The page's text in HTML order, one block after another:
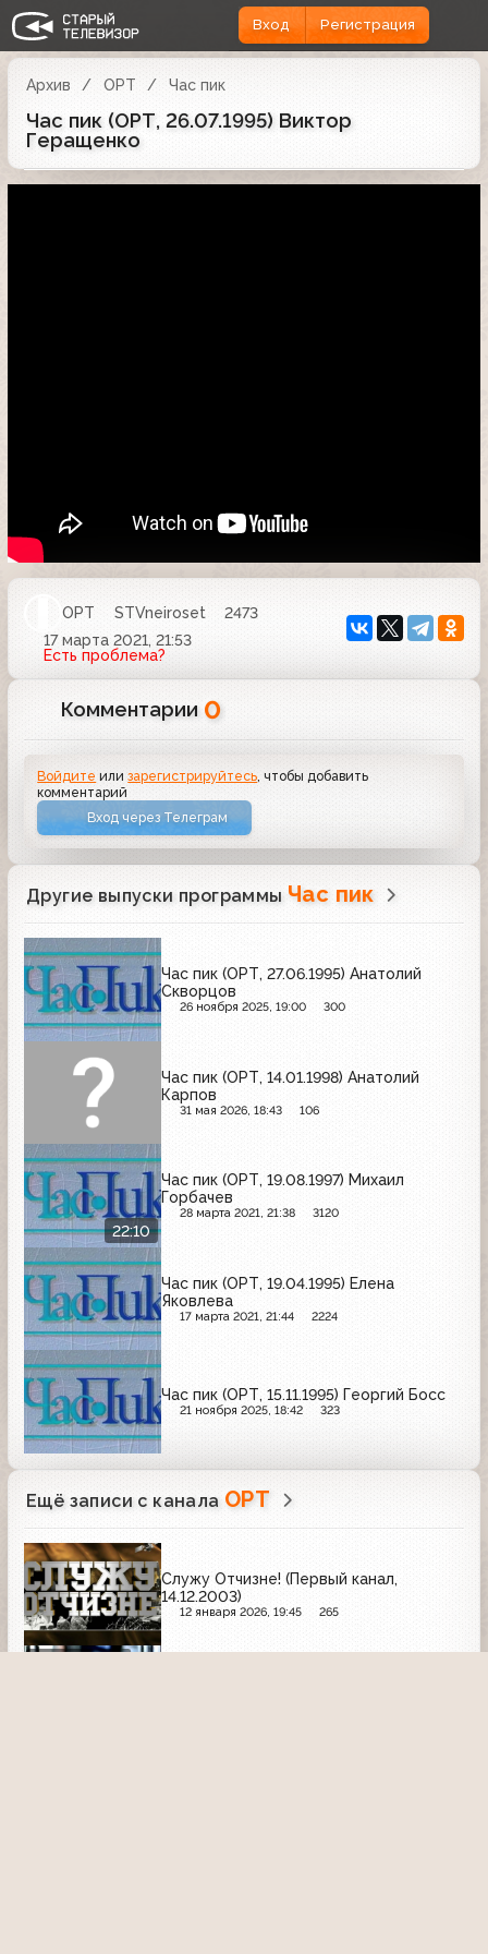
Вход Регистрация
Архив ОРТ Час пик
Час пик (ОРТ, 26.07.1995) Виктор
Геращенко
ОРТ STVneiroset
2473
17 марта 2021, 21:53
Есть проблема?
Комментарии 0
Войдите илизарегистрируйтесь , чтобы добавить
комментарий
Вход через Телеграм
Другие выпуски программы Час пик
Час пик (ОРТ, 27.06.1995) Анатолий
Скворцов
26 ноября 2025, 19:00 300
Час пик (ОРТ, 14.01.1998) Анатолий
Карпов
31 мая 2026, 18:43 106
22:10
Час пик (ОРТ, 19.08.1997) Михаил
Горбачев
28 марта 2021, 21:38 3120
Час пик (ОРТ, 19.04.1995) Елена
Яковлева
17 марта 2021, 21:44 2224
Час пик (ОРТ, 15.11.1995) Георгий Босс
21 ноября 2025, 18:42 323
Ещё записи с канала ОРТ
Служу Отчизне! (Первый канал,
14.12.2003)
12 января 2026, 19:45 265